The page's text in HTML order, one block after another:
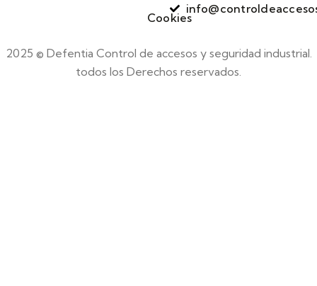
Cookies
2025 © Defentia Control de accesos y seguridad industrial.
todos los Derechos reservados.